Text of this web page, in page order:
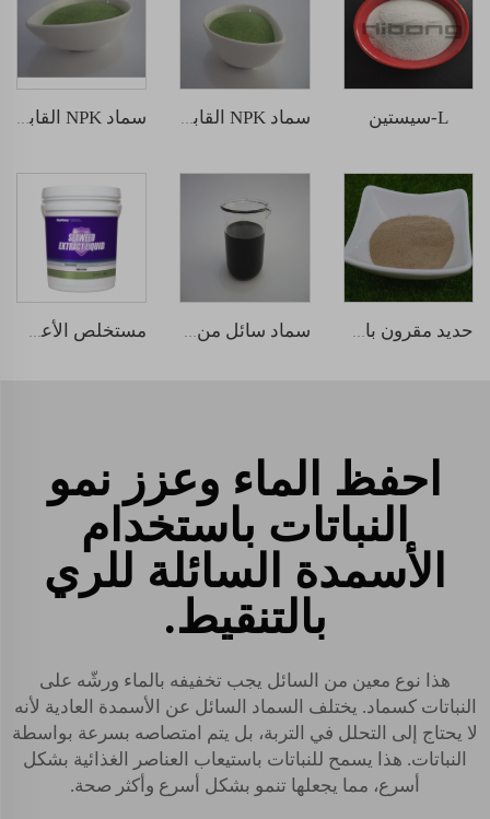
L-سيستين سماد NPK القابل للذوبان في الماء 12-5-45
حديد مقرون بالأحماض الأمينية سماد سائل من الحمض الهيومي مستخلص الأعشاب البحرية السائل الطبيعي
احفظ الماء وعزز نمو
النباتات باستخدام
الأسمدة السائلة للري
بالتنقيط.
هذا نوع معين من السائل يجب تخفيفه بالماء ورشّه على
النباتات كسماد. يختلف السماد السائل عن الأسمدة العادية لأنه
لا يحتاج إلى التحلل في التربة، بل يتم امتصاصه بسرعة بواسطة
النباتات. هذا يسمح للنباتات باستيعاب العناصر الغذائية بشكل
أسرع، مما يجعلها تنمو بشكل أسرع وأكثر صحة.